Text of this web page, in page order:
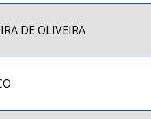
DE OLIVEIRA